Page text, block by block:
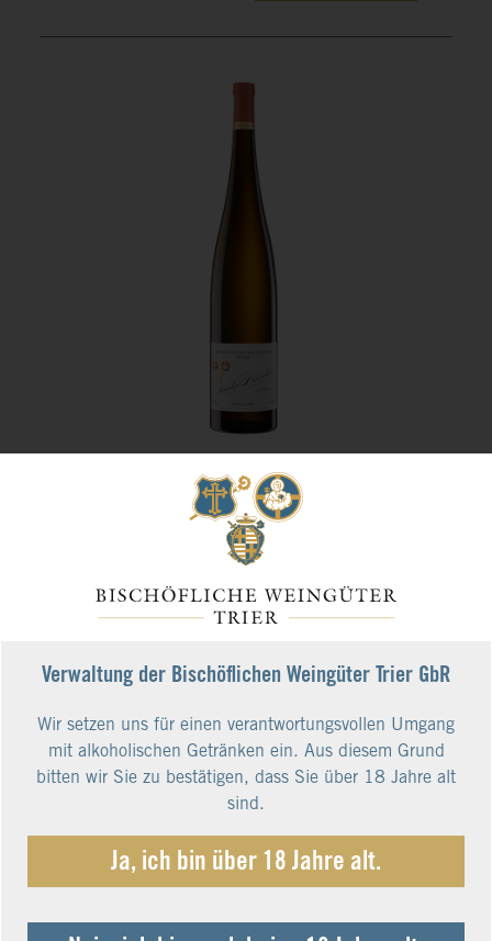
Kaseler Nies´chen Riesling Spätlese
MAGNUM 1,5 L 2021
MAGNUMFLASCHE - Honigduft, reife gelbe
filigrane RUWER-Spätlese mit Mineralität und
Lagentypizität.
41,00 €*
27,33 € pro Liter
Verwaltung der Bischöflichen Weingüter Trier GbR
Wir setzen uns für einen verantwortungsvollen Umgang
mit alkoholischen Getränken ein. Aus diesem Grund
bitten wir Sie zu bestätigen, dass Sie über 18 Jahre alt
sind.
Ja, ich bin über 18 Jahre alt.